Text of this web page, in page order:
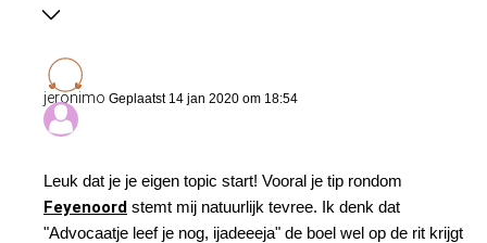
Feyenoord eindigt boven Vitesse in het seizoen 2019/2020 @
1,50 (Unibet, high stake)
jeronimo Geplaatst 14 jan 2020 om 18:54
Leuk dat je je eigen topic start! Vooral je tip rondom
Feyenoord stemt mij natuurlijk tevree. Ik denk dat
"Advocaatje leef je nog, ijadeeeja" de boel wel op de rit krijgt